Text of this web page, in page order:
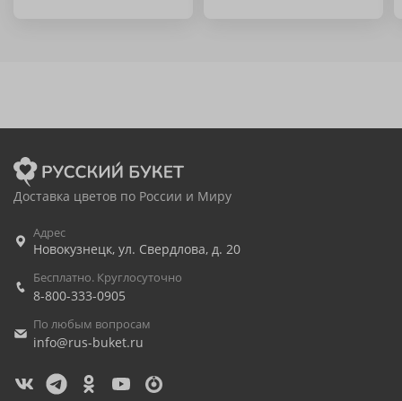
Доставка цветов по России и Миру
Адрес
Новокузнецк, ул. Свердлова, д. 20
Бесплатно. Круглосуточно
8-800-333-0905
По любым вопросам
info@rus-buket.ru